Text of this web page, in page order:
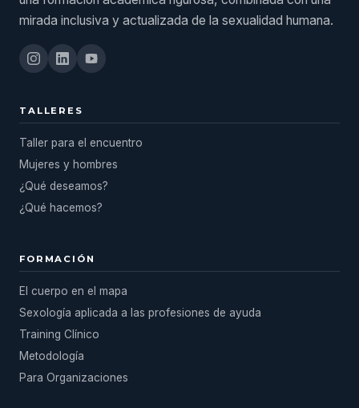
mirada inclusiva y actualizada de la sexualidad humana.
TALLERES
Taller para el encuentro
Mujeres y hombres
¿Qué deseamos?
¿Qué hacemos?
FORMACIÓN
El cuerpo en el mapa
Sexología aplicada a las profesiones de ayuda
Training Clínico
Metodología
Para Organizaciones